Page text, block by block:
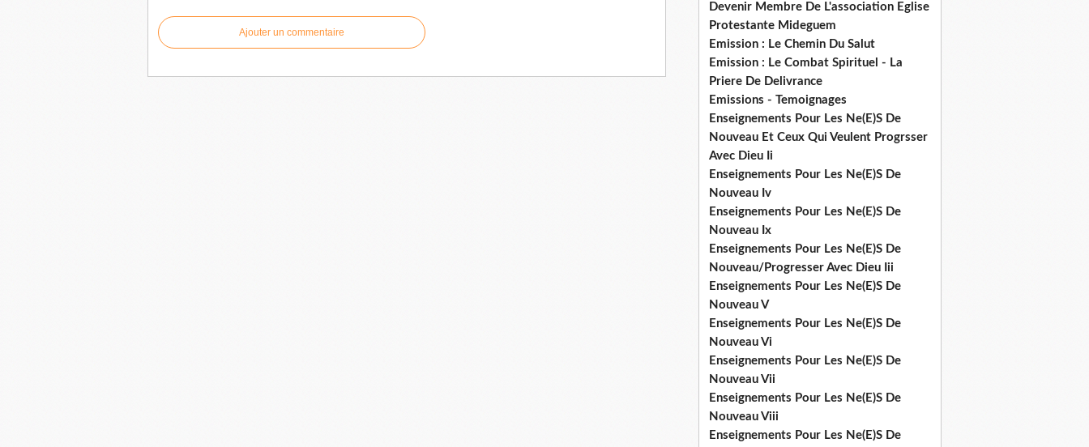
Ajouter un commentaire
Devenir Membre De L'association Eglise
Protestante Mideguem
Emission : Le Chemin Du Salut
Emission : Le Combat Spirituel - La
Priere De Delivrance
Emissions - Temoignages
Enseignements Pour Les Ne(E)S De
Nouveau Et Ceux Qui Veulent Progrsser
Avec Dieu Ii
Enseignements Pour Les Ne(E)S De
Nouveau Iv
Enseignements Pour Les Ne(E)S De
Nouveau Ix
Enseignements Pour Les Ne(E)S De
Nouveau/Progresser Avec Dieu Iii
Enseignements Pour Les Ne(E)S De
Nouveau V
Enseignements Pour Les Ne(E)S De
Nouveau Vi
Enseignements Pour Les Ne(E)S De
Nouveau Vii
Enseignements Pour Les Ne(E)S De
Nouveau Viii
Enseignements Pour Les Ne(E)S De